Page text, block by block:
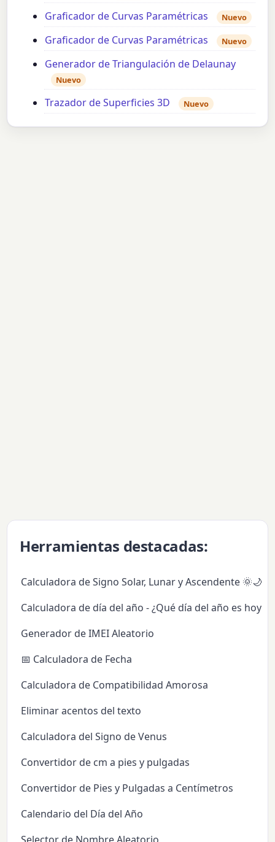
Graficador de Curvas Paramétricas Nuevo
Graficador de Curvas Paramétricas Nuevo
Generador de Triangulación de Delaunay
Nuevo
Trazador de Superficies 3D Nuevo
Herramientas destacadas:
Calculadora de Signo Solar, Lunar y Ascendente 🌞🌙✨
Calculadora de día del año - ¿Qué día del año es hoy?
Generador de IMEI Aleatorio
📅 Calculadora de Fecha
Calculadora de Compatibilidad Amorosa
Eliminar acentos del texto
Calculadora del Signo de Venus
Convertidor de cm a pies y pulgadas
Convertidor de Pies y Pulgadas a Centímetros
Calendario del Día del Año